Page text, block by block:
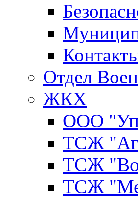
Отдел
ЖКХ
ООО
ТСЖ
ТСЖ
ТСЖ